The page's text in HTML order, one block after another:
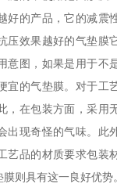
好的产品，它的减震
压效果越好的气垫膜
意图，如果是用于不
宜的气垫膜。对于工
，在包装方面，采用
出现奇怪的气味。此
艺品的材质要求包装
则具有这一良好优势